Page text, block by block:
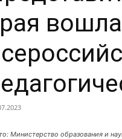
Министерство образования и